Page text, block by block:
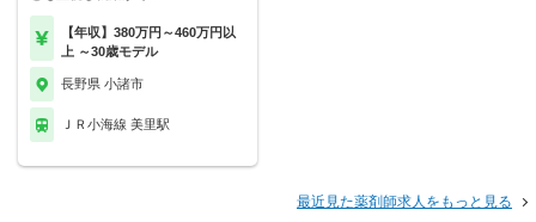
【年収】380万円～460万円以
上 ～30歳モデル
長野県 小諸市
ＪＲ小海線 美里駅
最近見た薬剤師求人をもっと見る